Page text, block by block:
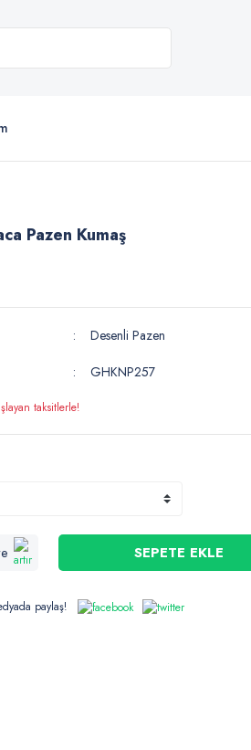
Pazen Kumaş
Desenli Pazen
GHKNP257
taksitlerle!
SEPETE EKLE
paylaş!